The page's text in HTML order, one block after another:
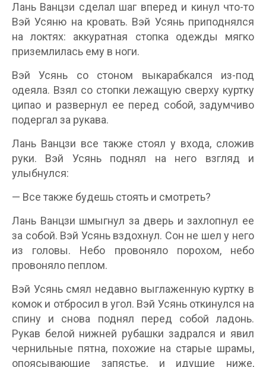
Лань Ванцзи сделал шаг вперед и кинул что-то
Вэй Усяню на кровать. Вэй Усянь приподнялся
на локтях: аккуратная стопка одежды мягко
приземлилась ему в ноги.
Вэй Усянь со стоном выкарабкался из-под
одеяла. Взял со стопки лежащую сверху куртку
ципао и развернул ее перед собой, задумчиво
подергал за рукава.
Лань Ванцзи все также стоял у входа, сложив
руки. Вэй Усянь поднял на него взгляд и
улыбнулся:
— Все также будешь стоять и смотреть?
Лань Ванцзи шмыгнул за дверь и захлопнул ее
за собой. Вэй Усянь вздохнул. Сон не шел у него
из головы. Небо провоняло порохом, небо
провоняло пеплом.
Вэй Усянь смял недавно выглаженную куртку в
комок и отбросил в угол. Вэй Усянь откинулся на
спину и снова поднял перед собой ладонь.
Рукав белой нижней рубашки задрался и явил
чернильные пятна, похожие на старые шрамы,
опоясывающие запястье, и идущие ниже,